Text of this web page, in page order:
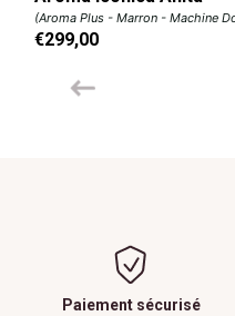
(Aroma Plus - Marron - Machine
€299,00
Paiement sécurisé